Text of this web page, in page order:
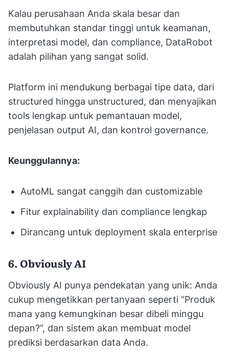
Kalau perusahaan Anda skala besar dan
membutuhkan standar tinggi untuk keamanan,
interpretasi model, dan compliance, DataRobot
adalah pilihan yang sangat solid.
Platform ini mendukung berbagai tipe data, dari
structured hingga unstructured, dan menyajikan
tools lengkap untuk pemantauan model,
penjelasan output AI, dan kontrol governance.
Keunggulannya:
AutoML sangat canggih dan customizable
Fitur explainability dan compliance lengkap
Dirancang untuk deployment skala enterprise
6. Obviously AI
Obviously AI punya pendekatan yang unik: Anda
cukup mengetikkan pertanyaan seperti “Produk
mana yang kemungkinan besar dibeli minggu
depan?”, dan sistem akan membuat model
prediksi berdasarkan data Anda.